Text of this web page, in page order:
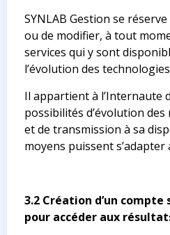
SYNLAB Gestion se
ou de modifier, à tout
services qui y sont
l’évolution des
Il appartient à l’Internaute
possibilités d’évolution
et de transmission à sa
moyens puissent
3.2 Création d’un compte
pour accéder aux